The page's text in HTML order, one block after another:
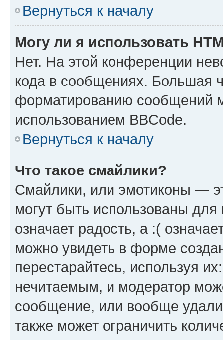
Вернуться к началу
Могу ли я использовать
Нет. На этой конференции
кода в сообщениях. Большая
форматированию сообщений
использованием BBCode.
Вернуться к началу
Что такое смайлики?
Смайлики, или эмотиконы —
могут быть использованы
означает радость, а :(
можно увидеть в форме
перестарайтесь, используя
нечитаемым, и модератор
сообщение, или вообще
также может ограничить